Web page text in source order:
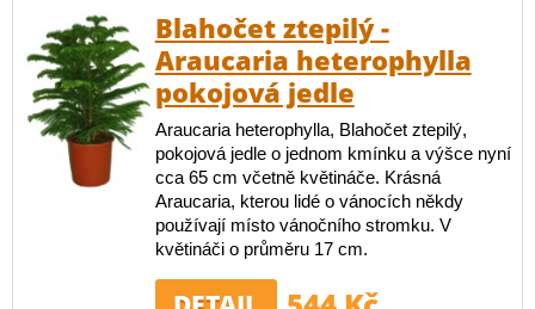
Blahočet ztepilý -
Araucaria heterophylla
pokojová jedle
Araucaria heterophylla, Blahočet ztepilý,
pokojová jedle o jednom kmínku a výšce nyní
cca 65 cm včetně květináče. Krásná
Araucaria, kterou lidé o vánocích někdy
používají místo vánočního stromku. V
květináči o průměru 17 cm.